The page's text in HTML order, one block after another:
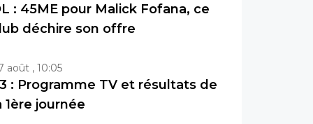
: 45ME pour Malick Fofana, ce
déchire son offre
août , 10:05
: Programme TV et résultats de
1ère journée